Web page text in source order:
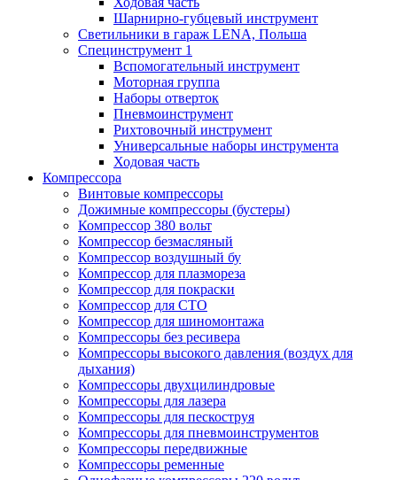
Шарнирно-губцевый инструмент
Светильники в гараж LENA, Польша
Специнструмент 1
Вспомогательный инструмент
Моторная группа
Наборы отверток
Пневмоинструмент
Рихтовочный инструмент
Универсальные наборы инструмента
Ходовая часть
Компрессора
Винтовые компрессоры
Дожимные компрессоры (бустеры)
Компрессор 380 вольт
Компрессор безмасляный
Компрессор воздушный бу
Компрессор для плазмореза
Компрессор для покраски
Компрессор для СТО
Компрессор для шиномонтажа
Компрессоры без ресивера
Компрессоры высокого давления (воздух для
дыхания)
Компрессоры двухцилиндровые
Компрессоры для лазера
Компрессоры для пескоструя
Компрессоры для пневмоинструментов
Компрессоры передвижные
Компрессоры ременные